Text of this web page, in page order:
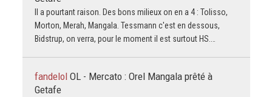
Il a pourtant raison. Des bons milieux on en a 4 : Tolisso,
Morton, Merah, Mangala. Tessmann c'est en dessous,
Bidstrup, on verra, pour le moment il est surtout HS.…
fandelol OL - Mercato : Orel Mangala prêté à
Getafe